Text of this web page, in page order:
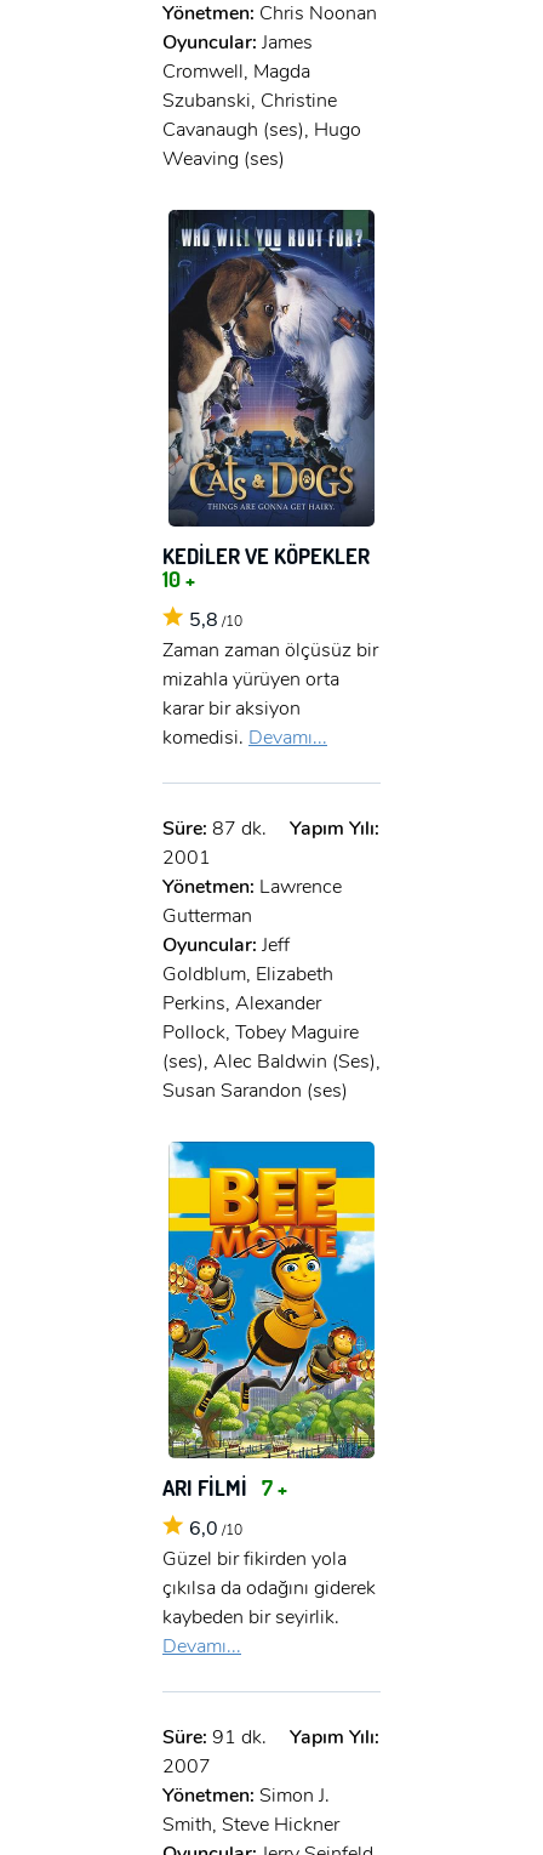
GIRIŞ YAP
E-Posta:
Şifre:
Beni Hatırla Şifremi Unuttum ?
GIRIŞ
ÜYE OL
E-Posta:
Şifre:
ÜYE OL
Yönetmen: Chris Noonan
Oyuncular: James
Cromwell, Magda
Szubanski, Christine
Cavanaugh (ses), Hugo
Weaving (ses)
KEDİLER VE KÖPEKLER
10 +
5,8 /10
Zaman zaman ölçüsüz bir
mizahla yürüyen orta
karar bir aksiyon
komedisi. Devamı...
Süre: 87 dk.
Yapım Yılı:
2001
Yönetmen: Lawrence
Gutterman
Oyuncular: Jeff
Goldblum, Elizabeth
Perkins, Alexander
Pollock, Tobey Maguire
(ses), Alec Baldwin (Ses),
Susan Sarandon (ses)
ARI FİLMİ 7 +
6,0 /10
Güzel bir fikirden yola
çıkılsa da odağını giderek
kaybeden bir seyirlik.
Devamı...
Süre: 91 dk.
Yapım Yılı:
2007
Yönetmen: Simon J.
Smith, Steve Hickner